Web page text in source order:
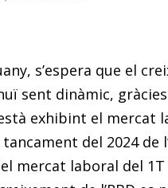
s’espera que el
sent dinàmic,
exhibint el mercat
del 2024 de
mercat laboral del 1T